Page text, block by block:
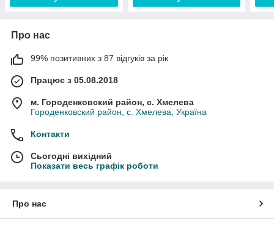
Про нас
99% позитивних з 87 відгуків за рік
Працює з 05.08.2018
м. Городенковский район, с. Хмелева
Городенковский район, с. Хмелева, Україна
Контакти
Сьогодні вихідний
Показати весь графік роботи
Про нас